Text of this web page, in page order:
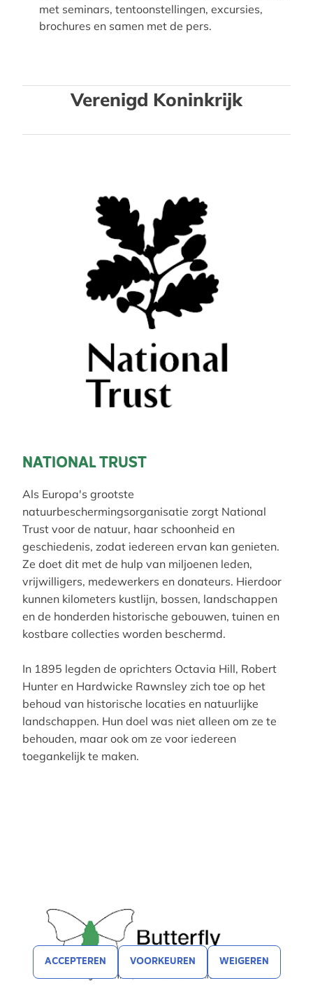
ACCEPTEREN VOORKEUREN WEIGEREN
met seminars, tentoonstellingen, excursies,
brochures en samen met de pers.
Verenigd Koninkrijk
NATIONAL TRUST
Als Europa's grootste
natuurbeschermingsorganisatie zorgt National
Trust voor de natuur, haar schoonheid en
geschiedenis, zodat iedereen ervan kan genieten.
Ze doet dit met de hulp van miljoenen leden,
vrijwilligers, medewerkers en donateurs. Hierdoor
kunnen kilometers kustlijn, bossen, landschappen
en de honderden historische gebouwen, tuinen en
kostbare collecties worden beschermd.
In 1895 legden de oprichters Octavia Hill, Robert
Hunter en Hardwicke Rawnsley zich toe op het
behoud van historische locaties en natuurlijke
landschappen. Hun doel was niet alleen om ze te
behouden, maar ook om ze voor iedereen
toegankelijk te maken.